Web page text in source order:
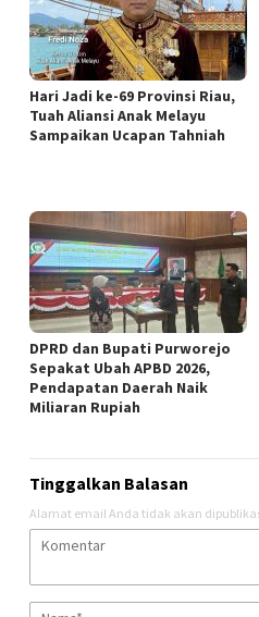
Hari Jadi ke-69 Provinsi Riau,
Tuah Aliansi Anak Melayu
Sampaikan Ucapan Tahniah
DPRD dan Bupati Purworejo
Sepakat Ubah APBD 2026,
Pendapatan Daerah Naik
Miliaran Rupiah ‎
Tinggalkan Balasan
Alamat email Anda tidak akan